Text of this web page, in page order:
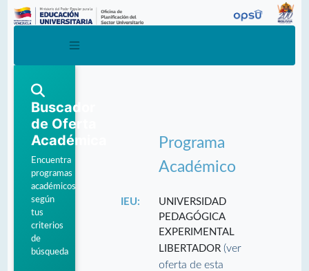
Buscador
de Oferta
Académica
Encuentra
programas
académicos
según
tus
criterios
de
búsqueda
Programa
Académico
IEU:
UNIVERSIDAD
PEDAGÓGICA
EXPERIMENTAL
LIBERTADOR(ver
oferta de esta